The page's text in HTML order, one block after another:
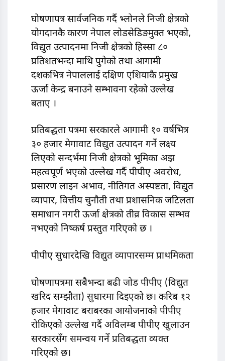
घोषणापत्र सार्वजनिक गर्दै भ्लोनले निजी क्षेत्रको
योगदानकै कारण नेपाल लोडसेडिङमुक्त भएको,
विद्युत उत्पादनमा निजी क्षेत्रको हिस्सा ८०
प्रतिशतभन्दा माथि पुगेको तथा आगामी
दशकभित्र नेपाललाई दक्षिण एशियाकै प्रमुख
ऊर्जा केन्द्र बनाउने सम्भावना रहेको उल्लेख
बताए ।
प्रतिबद्धता पत्रमा सरकारले आगामी १० वर्षभित्र
३० हजार मेगावाट विद्युत उत्पादन गर्ने लक्ष्य
लिएको सन्दर्भमा निजी क्षेत्रको भूमिका अझ
महत्वपूर्ण भएको उल्लेख गर्दै पीपीए अवरोध,
प्रसारण लाइन अभाव, नीतिगत अस्पष्टता, विद्युत
व्यापार, वित्तीय चुनौती तथा प्रशासनिक जटिलता
समाधान नगरी ऊर्जा क्षेत्रको तीव्र विकास सम्भव
नभएको निष्कर्ष प्रस्तुत गरिएको छ ।
पीपीए सुधारदेखि विद्युत व्यापारसम्म प्राथमिकता
घोषणापत्रमा सबैभन्दा बढी जोड पीपीए (विद्युत
खरिद सम्झौता) सुधारमा दिइएको छ। करिब १२
हजार मेगावाट बराबरका आयोजनाको पीपीए
रोकिएको उल्लेख गर्दै अविलम्ब पीपीए खुलाउन
सरकारसँग समन्वय गर्ने प्रतिबद्धता व्यक्त
गरिएको छ।